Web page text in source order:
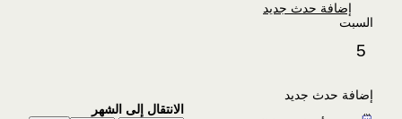
إضافة حدث جديد
السبت
5
إضافة حدث جديد
الانتقال إلى الشهر